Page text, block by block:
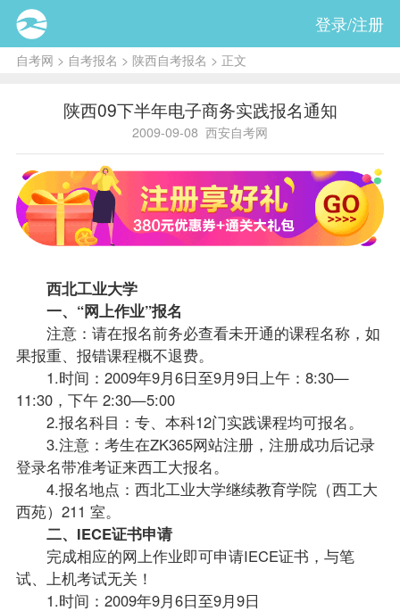
登录/注册
自考网 > 自考报名 > 陕西自考报名 > 正文
陕西09下半年电子商务实践报名通知
2009-09-08 西安自考网
西北工业大学
一、“网上作业”报名
注意：请在报名前务必查看未开通的课程名称，如
果报重、报错课程概不退费。
1.时间：2009年9月6日至9月9日上午：8:30—
11:30，下午 2:30—5:00
2.报名科目：专、本科12门实践课程均可报名。
3.注意：考生在ZK365网站注册，注册成功后记录
登录名带准考证来西工大报名。
4.报名地点：西北工业大学继续教育学院（西工大
西苑）211 室。
二、IECE证书申请
完成相应的网上作业即可申请IECE证书，与笔
试、上机考试无关！
1.时间：2009年9月6日至9月9日